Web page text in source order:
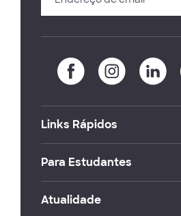
Links Rápidos
Para Estudantes
Atualidade